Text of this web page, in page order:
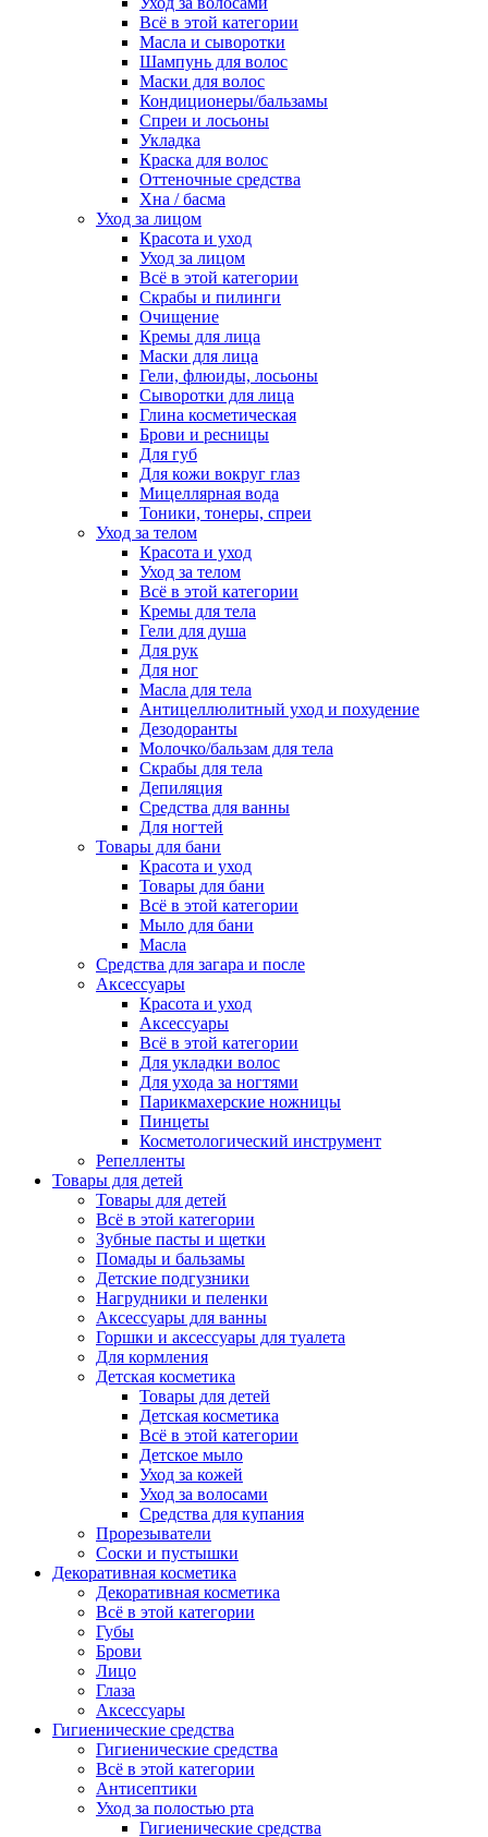
Всё в этой категории
Масла и сыворотки
Шампунь для волос
Маски для волос
Кондиционеры/бальзамы
Спреи и лосьоны
Укладка
Краска для волос
Оттеночные средства
Хна / басма
Уход за лицом
Красота и уход
Уход за лицом
Всё в этой категории
Скрабы и пилинги
Очищение
Кремы для лица
Маски для лица
Гели, флюиды, лосьоны
Сыворотки для лица
Глина косметическая
Брови и ресницы
Для губ
Для кожи вокруг глаз
Мицеллярная вода
Тоники, тонеры, спреи
Уход за телом
Красота и уход
Уход за телом
Всё в этой категории
Кремы для тела
Гели для душа
Для рук
Для ног
Масла для тела
Антицеллюлитный уход и похудение
Дезодоранты
Молочко/бальзам для тела
Скрабы для тела
Депиляция
Средства для ванны
Для ногтей
Товары для бани
Красота и уход
Товары для бани
Всё в этой категории
Мыло для бани
Масла
Средства для загара и после
Аксессуары
Красота и уход
Аксессуары
Всё в этой категории
Для укладки волос
Для ухода за ногтями
Парикмахерские ножницы
Пинцеты
Косметологический инструмент
Репелленты
Товары для детей
Товары для детей
Всё в этой категории
Зубные пасты и щетки
Помады и бальзамы
Детские подгузники
Нагрудники и пеленки
Аксессуары для ванны
Горшки и аксессуары для туалета
Для кормления
Детская косметика
Товары для детей
Детская косметика
Всё в этой категории
Детское мыло
Уход за кожей
Уход за волосами
Средства для купания
Прорезыватели
Соски и пустышки
Декоративная косметика
Декоративная косметика
Всё в этой категории
Губы
Брови
Лицо
Глаза
Аксессуары
Гигиенические средства
Гигиенические средства
Всё в этой категории
Антисептики
Уход за полостью рта
Гигиенические средства